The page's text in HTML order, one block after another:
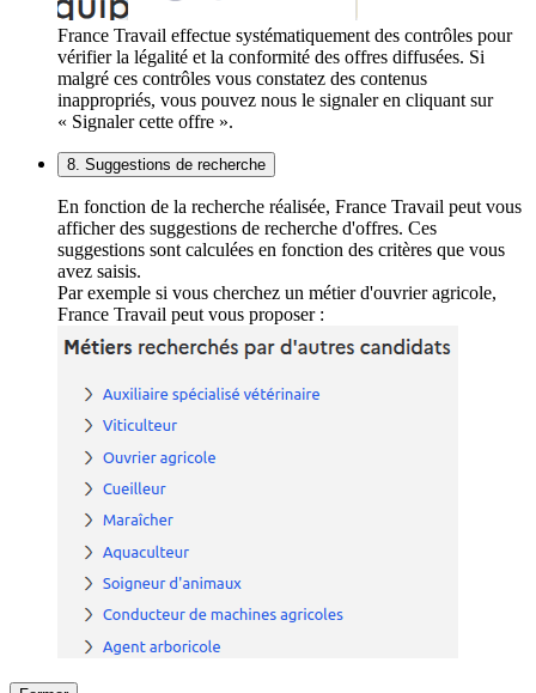
France Travail effectue systématiquement des contrôles pour
vérifier la légalité et la conformité des offres diffusées. Si
malgré ces contrôles vous constatez des contenus
inappropriés, vous pouvez nous le signaler en cliquant sur
« Signaler cette offre ».
8. Suggestions de recherche
En fonction de la recherche réalisée, France Travail peut vous
afficher des suggestions de recherche d'offres. Ces
suggestions sont calculées en fonction des critères que vous
avez saisis.
Par exemple si vous cherchez un métier d'ouvrier agricole,
France Travail peut vous proposer :